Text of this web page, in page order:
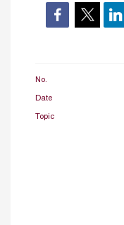
No.
Date
Topic